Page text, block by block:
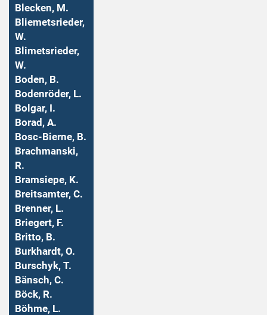
Blecken, M.
Bliemetsrieder,
W.
Blimetsrieder,
W.
Boden, B.
Bodenröder, L.
Bolgar, I.
Borad, A.
Bosc-Bierne, B.
Brachmanski,
R.
Bramsiepe, K.
Breitsamter, C.
Brenner, L.
Briegert, F.
Britto, B.
Burkhardt, O.
Burschyk, T.
Bänsch, C.
Böck, R.
Böhme, L.